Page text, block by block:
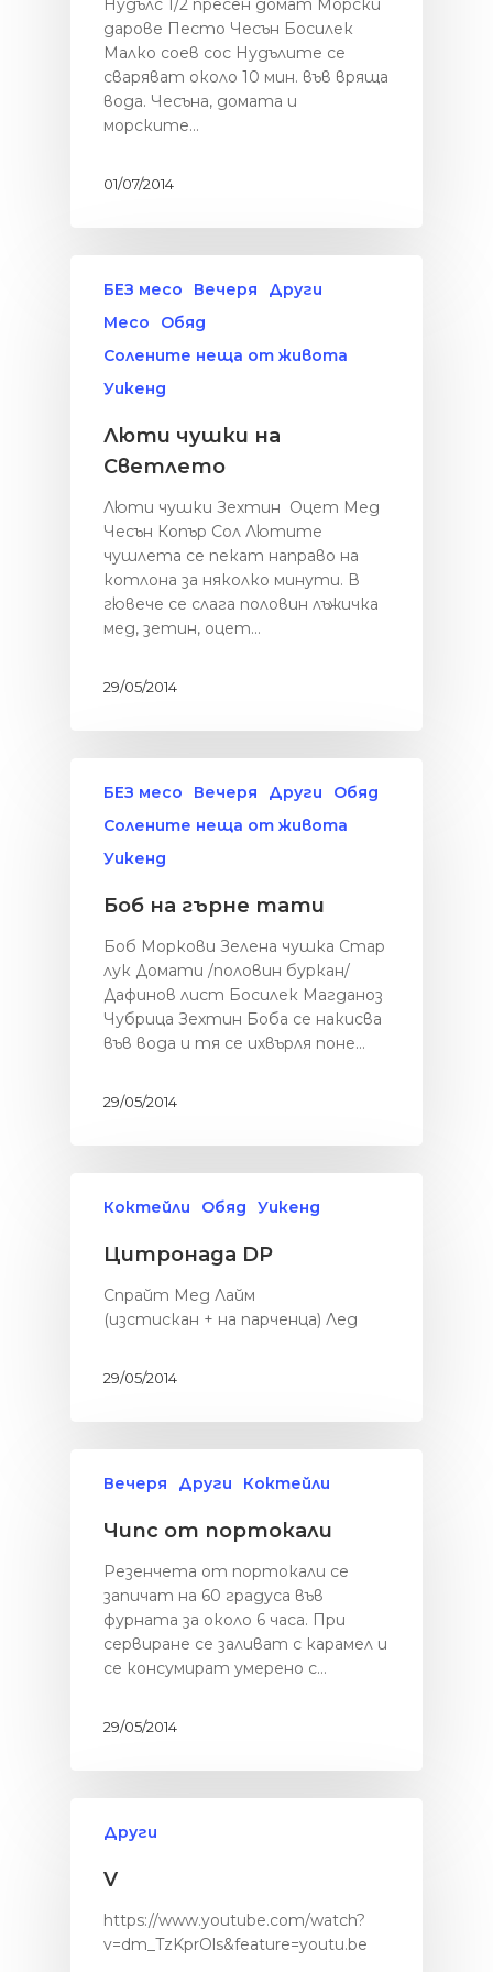
Нудълс 1/2 пресен домат Морски
дарове Песто Чесън Босилек
Малко соев сос Нудълите се
сваряват около 10 мин. във вряща
вода. Чесъна, домата и
морските…
01/07/2014
БЕЗ месо Вечеря
Други
Месо
Обяд
Солените неща от живота
Уикенд
Люти чушки на
Светлето
Люти чушки Зехтин Оцет Мед
Чесън Копър Сол Лютите
чушлета се пекат направо на
котлона за няколко минути. В
гювече се слага половин лъжичка
мед, зетин, оцет…
29/05/2014
БЕЗ месо Вечеря Други
Обяд
Солените неща от живота
Уикенд
Боб на гърне тати
Боб Моркови Зелена чушка Стар
лук Домати /половин буркан/
Дафинов лист Босилек Магданоз
Чубрица Зехтин Боба се накисва
във вода и тя се ихвърля поне…
29/05/2014
Коктейли Обяд Уикенд
Цитронада DP
Спрайт Мед Лайм
(изстискан + на парченца) Лед
29/05/2014
Вечеря Други Коктейли
Чипс от портокали
Резенчета от портокали се
запичат на 60 градуса във
фурната за около 6 часа. При
сервиране се заливат с карамел и
се консумират умерено с…
29/05/2014
Други
V
https://www.youtube.com/watch?
v=dm_TzKprOls&feature=youtu.be
Здраве